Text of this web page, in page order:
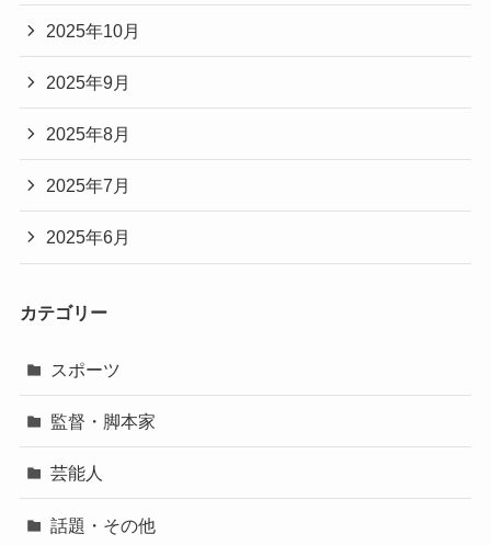
2025年10月
2025年9月
2025年8月
2025年7月
2025年6月
カテゴリー
スポーツ
監督・脚本家
芸能人
話題・その他